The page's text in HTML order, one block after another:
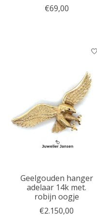
€69,00
Geelgouden hanger
adelaar 14k met.
robijn oogje
€2.150,00